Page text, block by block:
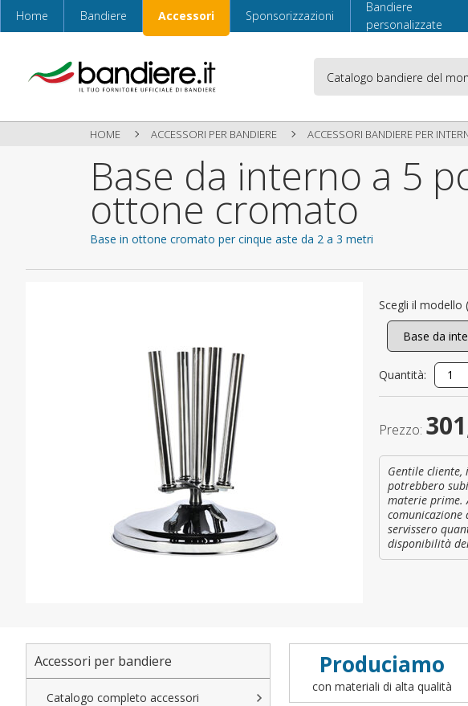
Home Bandiere Accessori Sponsorizzazioni
Bandiere
personalizzate
HOME ACCESSORI PER BANDIERE ACCESSORI BANDIERE PER
Base da interno a 5
ottone cromato
Base in ottone cromato per cinque aste da 2 a 3 metri
Scegli il modello (
Quantità:
Prezzo:
Gentile
potrebbero
materie prime.
servissero
disponibilità
Accessori per bandiere
Catalogo completo accessori
Produciamo
con materiali di alta qualità